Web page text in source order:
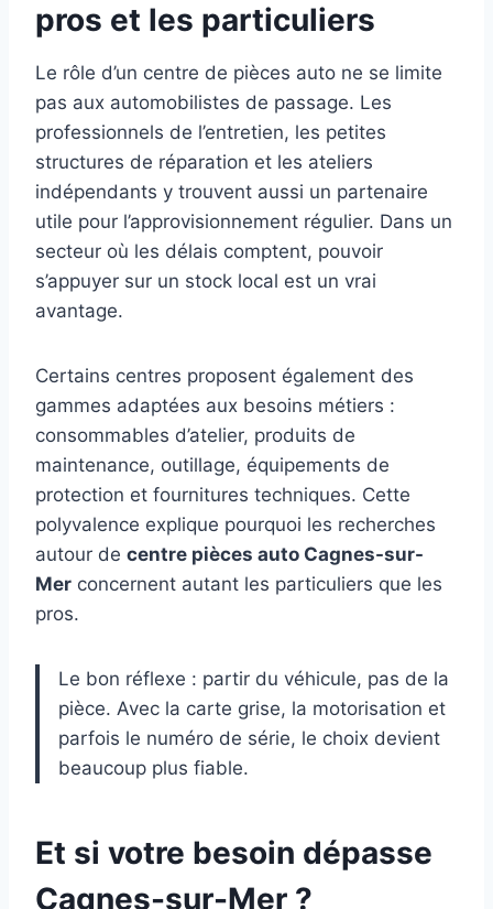
pros et les particuliers
Le rôle d’un centre de pièces auto ne se limite
pas aux automobilistes de passage. Les
professionnels de l’entretien, les petites
structures de réparation et les ateliers
indépendants y trouvent aussi un partenaire
utile pour l’approvisionnement régulier. Dans un
secteur où les délais comptent, pouvoir
s’appuyer sur un stock local est un vrai
avantage.
Certains centres proposent également des
gammes adaptées aux besoins métiers :
consommables d’atelier, produits de
maintenance, outillage, équipements de
protection et fournitures techniques. Cette
polyvalence explique pourquoi les recherches
autour de centre pièces auto Cagnes-sur-
Mer concernent autant les particuliers que les
pros.
Le bon réflexe : partir du véhicule, pas de la
pièce. Avec la carte grise, la motorisation et
parfois le numéro de série, le choix devient
beaucoup plus fiable.
Et si votre besoin dépasse
Cagnes-sur-Mer ?